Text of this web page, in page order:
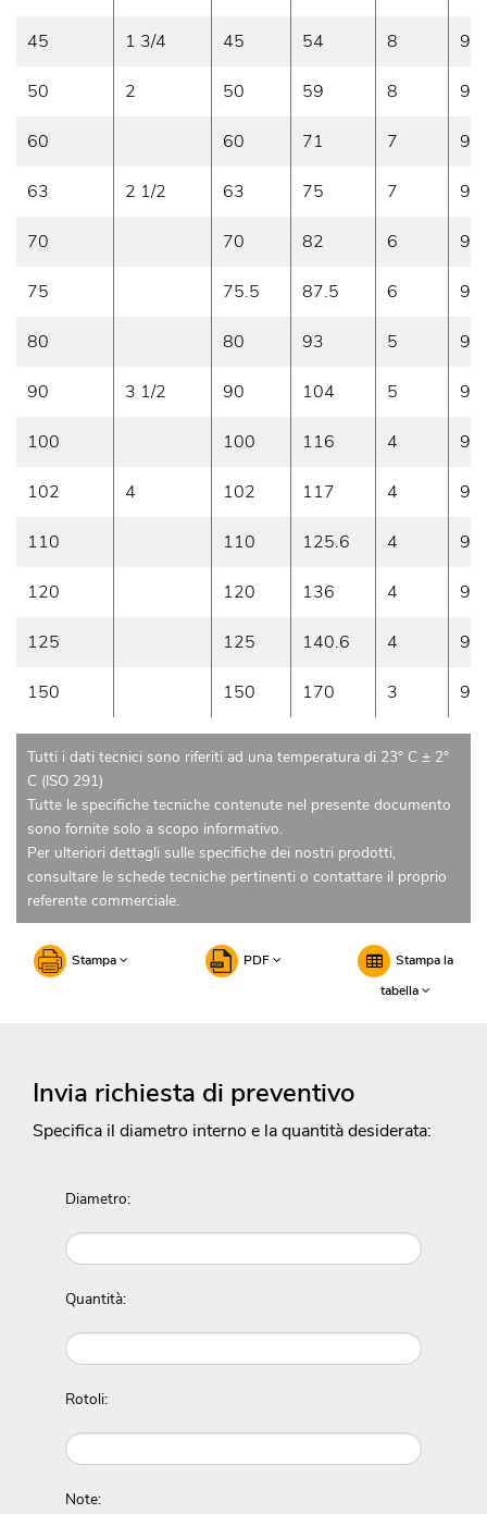
45 1 3/4 45 54 8 9
50 2 50 59 8 9
60 60 71 7 9
63 2 1/2 63 75 7 9
70 70 82 6 9
75 75.5 87.5 6 9
80 80 93 5 9
90 3 1/2 90 104 5 9
100 100 116 4 9
102 4 102 117 4 9
110 110 125.6 4 9
120 120 136 4 9
125 125 140.6 4 9
150 150 170 3 9
Tutti i dati tecnici sono riferiti ad una temperatura di 23° C ± 2°
C (ISO 291)
Tutte le specifiche tecniche contenute nel presente documento
sono fornite solo a scopo informativo.
Per ulteriori dettagli sulle specifiche dei nostri prodotti,
consultare le schede tecniche pertinenti o contattare il proprio
referente commerciale.
Stampa PDF
Stampa la
tabella
Invia richiesta di preventivo
Specifica il diametro interno e la quantità desiderata:
Diametro:
Quantità:
Rotoli:
Note: